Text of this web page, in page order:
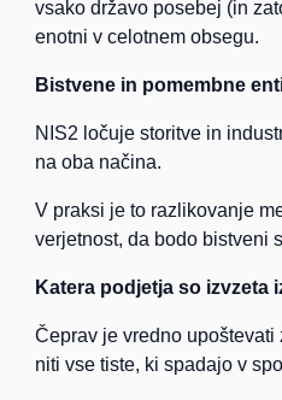
vsako državo posebej (in
enotni v celotnem obsegu.
Bistvene in pomembne
NIS2 ločuje storitve in
na oba načina.
V praksi je to razlikovanje
verjetnost, da bodo bistveni
Katera podjetja so izvzeta
Čeprav je vredno
niti vse tiste, ki spadajo v